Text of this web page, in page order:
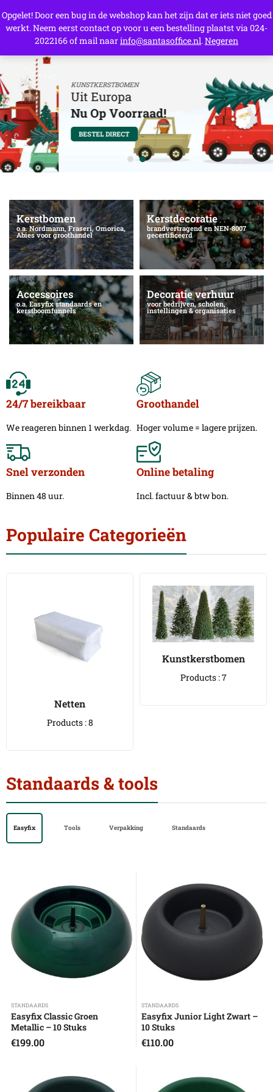
Opgelet! Door een bug in de webshop kan het zijn dat er iets niet goed
werkt. Neem eerst contact op voor u een bestelling plaatst via 024-
2022166 of mail naarinfo@santasoffice.nl.Negeren
0
KUNSTKERSTBOMEN
Uit Europa
Nu Op Voorraad!
BESTEL DIRECT
Kerstbomen
o.a. Nordmann, Fraseri, Omorica,
Abies voor groothandel
Kerstdecoratie
brandvertragend en NEN-8007
gecertificeerd
Accessoires
o.a. Easyfix standaards en
kerstboomfunnels
Decoratie verhuur
voor bedrijven, scholen,
instellingen & organisaties
24/7 bereikbaar
We reageren binnen 1 werkdag.
Groothandel
Hoger volume = lagere prijzen.
Snel verzonden
Binnen 48 uur.
Online betaling
Incl. factuur & btw bon.
Populaire Categorieën
Netten
Products : 8
Kunstkerstbomen
Products : 7
Standaards & tools
Easyfix Tools Verpakking Standaards
STANDAARDS
Easyfix Classic Groen
Metallic – 10 Stuks
€199.00
STANDAARDS
Easyfix Junior Light Zwart –
10 Stuks
€110.00